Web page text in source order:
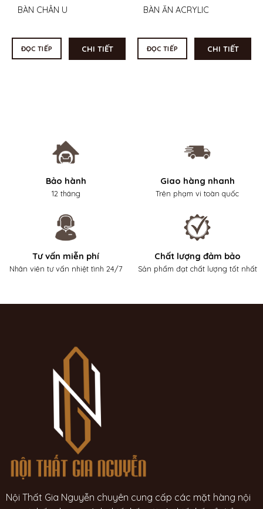
BÀN CHÂN U
ĐỌC TIẾP CHI TIẾT
BÀN ĂN ACRYLIC
ĐỌC TIẾP CHI TIẾT
Bảo hành
12 tháng
Giao hàng nhanh
Trên phạm vi toàn quốc
Tư vấn miễn phí
Nhân viên tư vấn nhiệt tình 24/7
Chất lượng đảm bảo
Sản phẩm đạt chất lượng tốt nhất
Nội Thất Gia Nguyễn chuyên cung cấp các mặt hàng nội